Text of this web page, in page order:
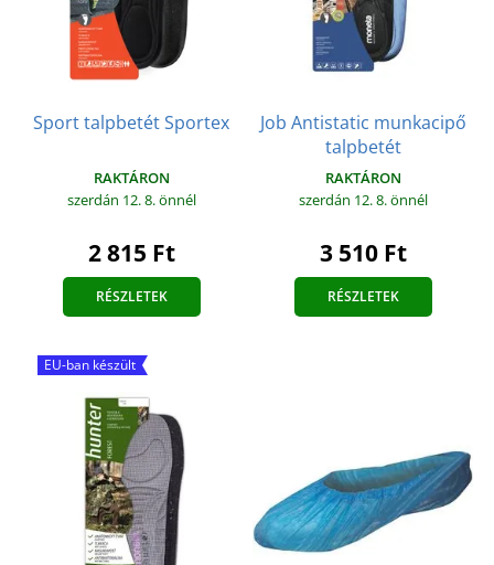
Sport talpbetét Sportex
RAKTÁRON
szerdán 12. 8.önnél
2 815 Ft
RÉSZLETEK
Job Antistatic munkacipő
talpbetét
RAKTÁRON
szerdán 12. 8.önnél
3 510 Ft
RÉSZLETEK
EU-ban készült